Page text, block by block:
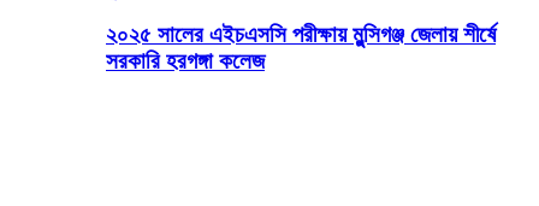
২০২৫ সালের এইচএসসি পরীক্ষায় মুন্সিগঞ্জ জেলায় শীর্ষে
সরকারি হরগঙ্গা কলেজ